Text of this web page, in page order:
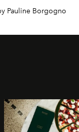
Pauline Borgogno